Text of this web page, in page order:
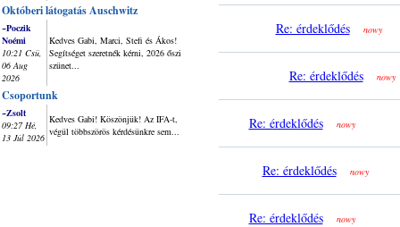
Októberi látogatás Auschwitz
~Poczik
Noémi
10:21 Csü,
06 Aug
2026
Kedves Gabi, Marci, Stefi és Ákos!
Segítséget szeretnék kérni, 2026 őszi
szünet...
Csoportunk
~Zsolt
09:27 Hé,
13 Júl 2026
Kedves Gabi! Köszönjük! Az IFA-t,
végül többszörös kérdésünkre sem...
Re: érdeklődés nowy
Re: érdeklődés nowy
Re: érdeklődés nowy
Re: érdeklődés nowy
Re: érdeklődés nowy